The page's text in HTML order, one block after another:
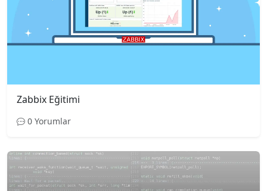
Zabbix Eğitimi
0 Yorumlar